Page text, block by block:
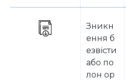
Зникн
ення б
езвісти
або по
лон ор